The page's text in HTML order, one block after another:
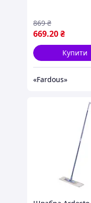
669.20₴
869 ₴
Купити
«Fardous»